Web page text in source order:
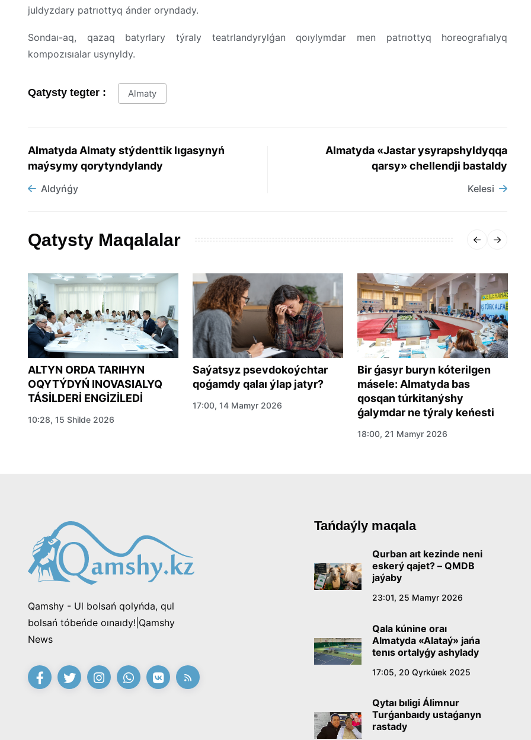
juldyzdary patrıottyq ánder oryndady.
Sondaı-aq, qazaq batyrlary týraly teatrlandyrylǵan qoıylymdar men patrıottyq horeografıalyq
kompozısıalar usynyldy.
Qatysty tegter : Almaty
Almatyda Almaty stýdenttik lıgasynyń
maýsymy qorytyndylandy
Aldyńǵy
Almatyda «Jastar ysyrapshyldyqqa
qarsy» chellendji bastaldy
Kelesi
Qatysty Maqalalar
ALTYN ORDA TARIHYN
OQYTÝDYŃ INOVASIALYQ
TÁSİLDERİ ENGİZİLEDİ
10:28, 15 Shilde 2026
Saýatsyz psevdokoýchtar
qoǵamdy qalaı ýlap jatyr?
17:00, 14 Mamyr 2026
Bir ǵasyr buryn kóterilgen
másele: Almatyda bas
qosqan túrkitanýshy
ǵalymdar ne týraly keńesti
18:00, 21 Mamyr 2026
Qamshy - Ul bolsań qolyńda, qul
bolsań tóbeńde oınaıdy!|Qamshy
News
Tańdaýly maqala
Qurban aıt kezinde neni
eskerý qajet? – QMDB
jaýaby
23:01, 25 Mamyr 2026
Qala kúnine oraı
Almatyda «Alataý» jańa
tenıs ortalyǵy ashylady
17:05, 20 Qyrkúıek 2025
Qytaı bıligi Álimnur
Turǵanbaıdy ustaǵanyn
rastady